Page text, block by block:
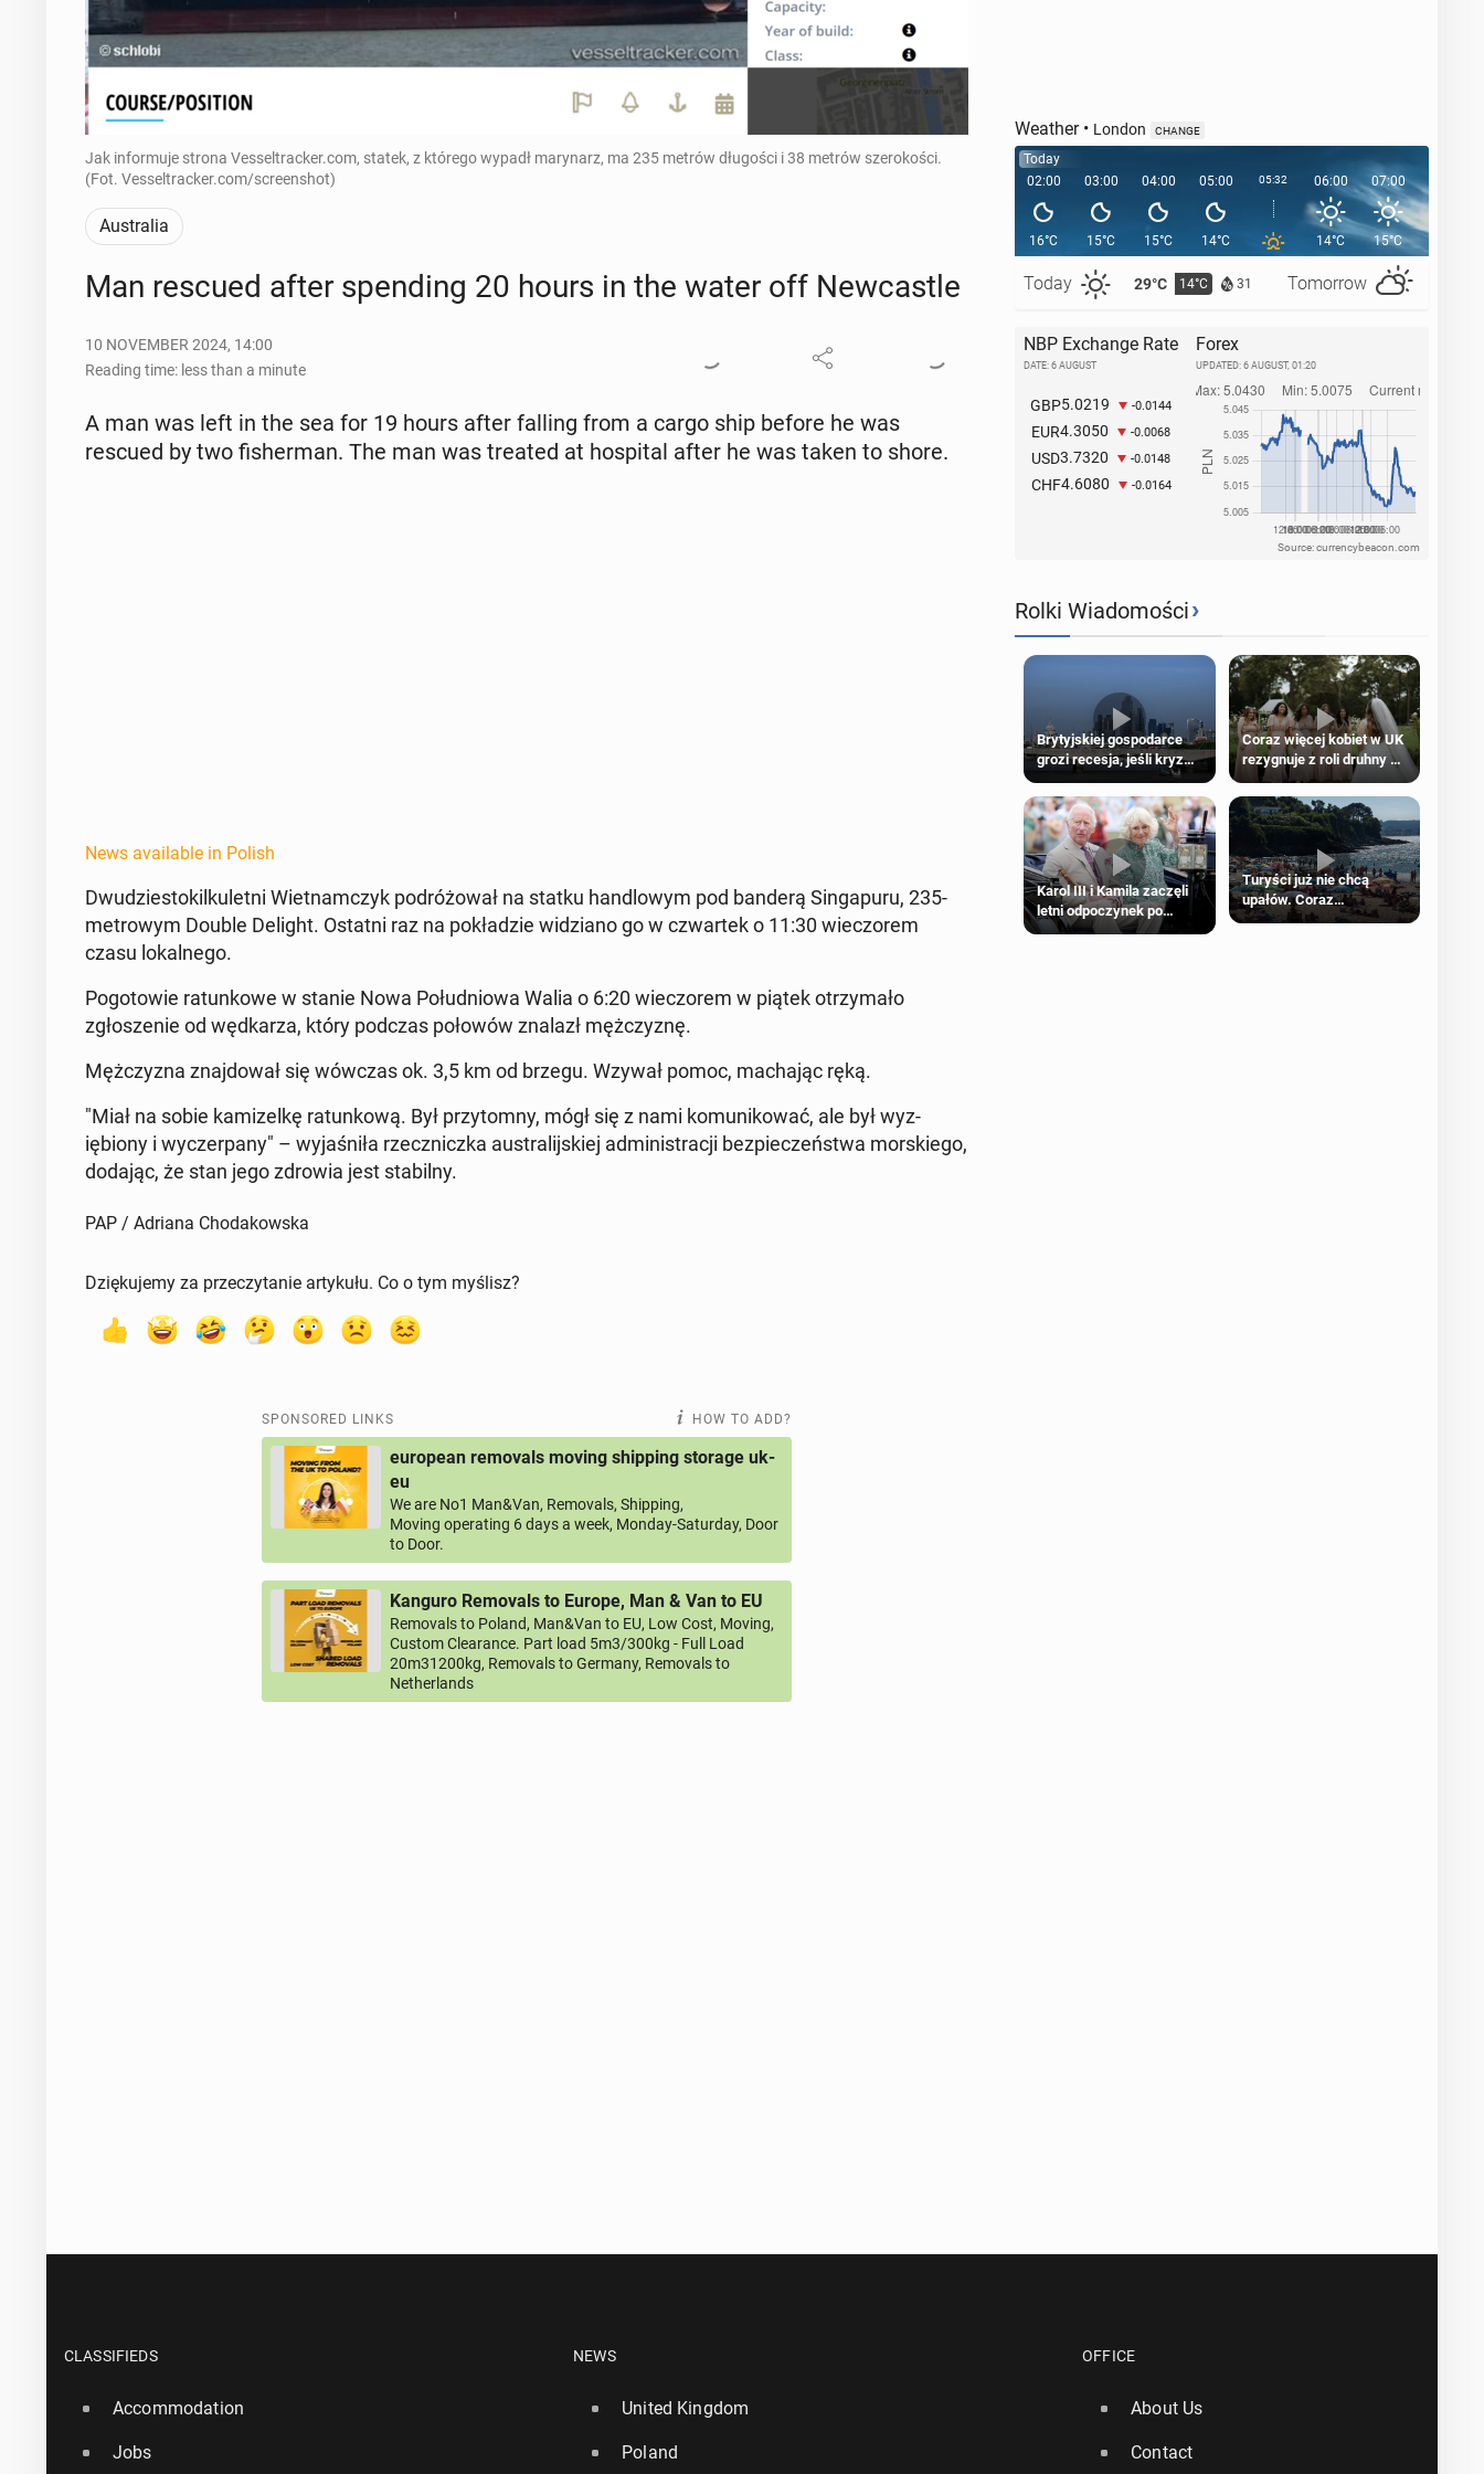
Jak informuje strona Vesseltracker.com, statek, z którego wypadł marynarz, ma 235 metrów długości i 38 metrów szerokości.
(Fot. Vesseltracker.com/screenshot)
Australia
Man rescued after spend­ing 20 hours in the water off New­cas­tle
10 NOVEMBER 2024, 14:00
Reading time: less than a minute
A man was left in the sea for 19 hours after falling from a cargo ship before he was
rescued by two fish­er­man. The man was treated at hos­pi­tal after he was taken to shore.
News available in Polish
Dwudziestok­ilkulet­ni Wiet­nam­czyk po­dróżował na statku hand­lowym pod banderą Sin­ga­pu­ru, 235-
metrowym Double Delight. Ostatni raz na pokładzie widziano go w czwartek o 11:30 wiec­zorem
czasu lokalnego.
Pogo­towie ratunkowe w stanie Nowa Połud­niowa Walia o 6:20 wiec­zorem w piątek otrzy­mało
zgłosze­nie od węd­karza, który podczas połowów znalazł mężczyznę.
Mężczyz­na zna­j­dował się wówczas ok. 3,5 km od brzegu. Wzywał pomoc, macha­jąc ręką.
"Miał na sobie kamizelkę ratunkową. Był przy­tom­ny, mógł się z nami ko­mu­nikować, ale był wyz­
iębiony i wycz­er­pa­ny" – wy­jaśniła rzecznicz­ka aus­tral­i­jskiej ad­min­is­tracji bez­pieczeńst­wa morskiego,
dodając, że stan jego zdrowia jest sta­bil­ny.
PAP / Adriana Chodakowska
Dziękujemy za przeczytanie artykułu. Co o tym myślisz?
SPONSORED LINKS HOW TO ADD?
european removals moving shipping storage uk-
eu
We are No1 Man&Van, Removals, Shipping,
Moving operating 6 days a week, Monday-Saturday, Door
to Door.
Kanguro Removals to Europe, Man & Van to EU
Removals to Poland, Man&Van to EU, Low Cost, Moving,
Custom Clearance. Part load 5m3/300kg - Full Load
20m31200kg, Removals to Germany, Removals to
Netherlands
Weather• London CHANGE
Today
02:00
16°C
Today 29°C 14°C 31 Tomorrow
03:00
15°C
04:00
15°C
05:00
14°C
05:32 06:00
14°C
07:00
15°C
08:00
NBP Exchange Rate
DATE: 6 AUGUST
GBP5.0219 -0.0144
EUR4.3050 -0.0068
USD3.7320 -0.0148
CHF4.6080 -0.0164
Forex
UPDATED: 6 AUGUST, 01:20
Source: currencybeacon.com
Rolki Wiadomości›
Brytyjskiej gospodarce
grozi recesja, jeśli kryzys
na Bliskim Wschodzie się
przedłuży
Coraz więcej kobiet w UK
rezygnuje z roli druhny na
ślubie
Karol III i Kamila zaczęli
letni odpoczynek po
Igrzyskach Wspólnoty w
Turyści już nie chcą
upałów. Coraz
popularniejsze
CLASSIFIEDS
Accommodation
Jobs
NEWS
United Kingdom
Poland
OFFICE
About Us
Contact